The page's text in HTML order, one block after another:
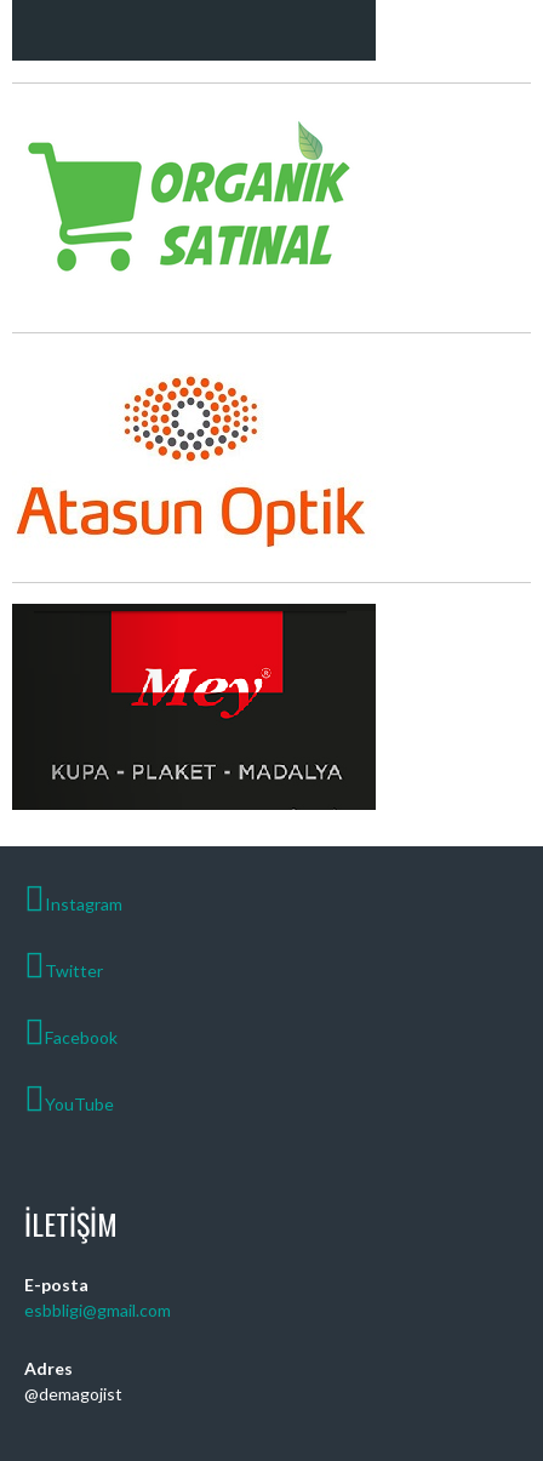
Instagram
Twitter
Facebook
YouTube
İLETIŞIM
E-posta
esbbligi@gmail.com
Adres
@demagojist